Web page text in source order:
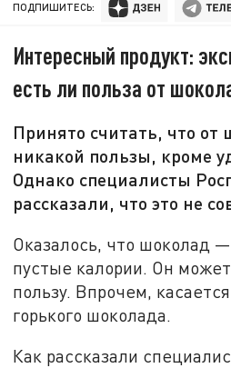
ПОДПИШИТЕСЬ:
Интересный продукт:
есть ли польза от
Принято считать, что от
никакой пользы, кроме
Однако специалисты
рассказали, что это не
Оказалось, что шоколад
пустые калории. Он
пользу. Впрочем,
горького шоколада.
Как рассказали